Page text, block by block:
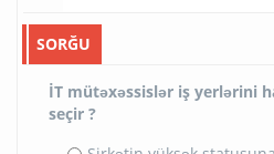
SORĞU
İT mütəxəssislər iş yerlərini
seçir ?